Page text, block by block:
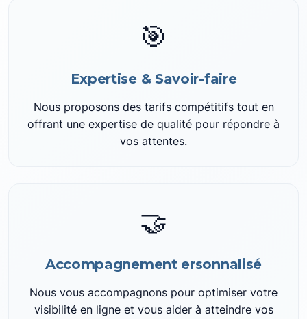
🎯
Expertise & Savoir-faire
Nous proposons des tarifs compétitifs tout en
offrant une expertise de qualité pour répondre à
vos attentes.
🤝
Accompagnement ersonnalisé
Nous vous accompagnons pour optimiser votre
visibilité en ligne et vous aider à atteindre vos